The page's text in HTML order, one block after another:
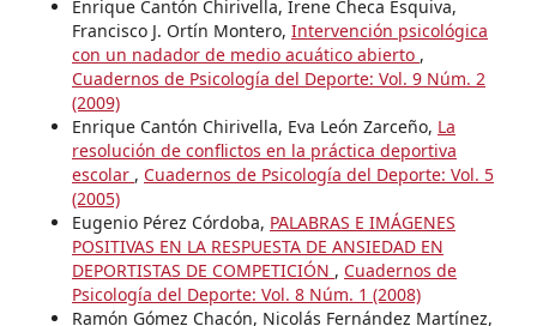
Enrique Cantón Chirivella, Irene Checa Esquiva,
Francisco J. Ortín Montero, Intervención psicológica
con un nadador de medio acuático abierto ,
Cuadernos de Psicología del Deporte: Vol. 9 Núm. 2
(2009)
Enrique Cantón Chirivella, Eva León Zarceño, La
resolución de conflictos en la práctica deportiva
escolar , Cuadernos de Psicología del Deporte: Vol. 5
(2005)
Eugenio Pérez Córdoba, PALABRAS E IMÁGENES
POSITIVAS EN LA RESPUESTA DE ANSIEDAD EN
DEPORTISTAS DE COMPETICIÓN , Cuadernos de
Psicología del Deporte: Vol. 8 Núm. 1 (2008)
Ramón Gómez Chacón, Nicolás Fernández Martínez,